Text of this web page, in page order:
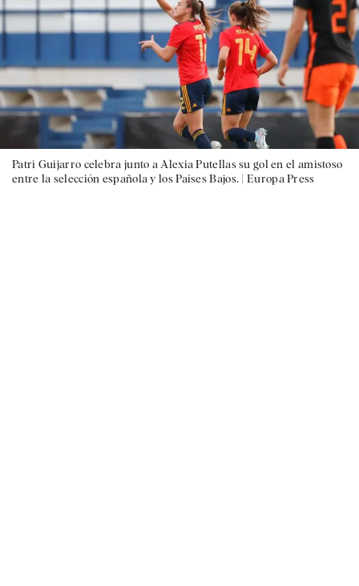
Patri Guijarro celebra junto a Alexia Putellas su gol en el amistoso
entre la selección española y los Países Bajos. | Europa Press